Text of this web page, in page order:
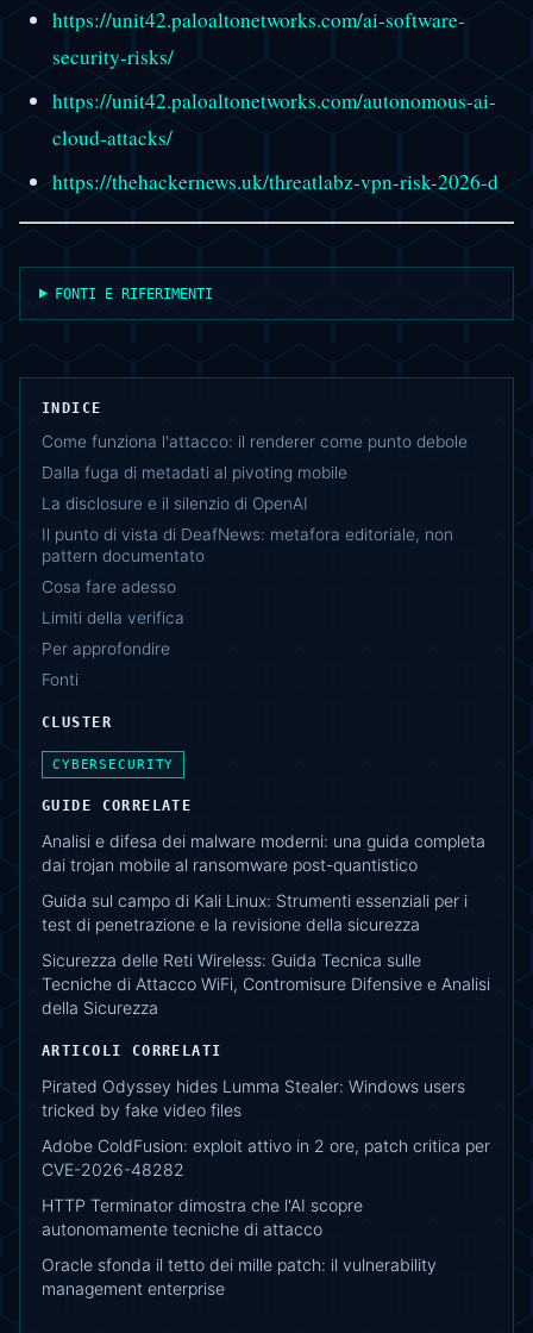
https://unit42.paloaltonetworks.com/ai-software-
security-risks/
https://unit42.paloaltonetworks.com/autonomous-ai-
cloud-attacks/
https://thehackernews.uk/threatlabz-vpn-risk-2026-d
FONTI E RIFERIMENTI
INDICE
Come funziona l'attacco: il renderer come punto debole
Dalla fuga di metadati al pivoting mobile
La disclosure e il silenzio di OpenAI
Il punto di vista di DeafNews: metafora editoriale, non
pattern documentato
Cosa fare adesso
Limiti della verifica
Per approfondire
Fonti
CLUSTER
CYBERSECURITY
GUIDE CORRELATE
Analisi e difesa dei malware moderni: una guida completa
dai trojan mobile al ransomware post-quantistico
Guida sul campo di Kali Linux: Strumenti essenziali per i
test di penetrazione e la revisione della sicurezza
Sicurezza delle Reti Wireless: Guida Tecnica sulle
Tecniche di Attacco WiFi, Contromisure Difensive e Analisi
della Sicurezza
ARTICOLI CORRELATI
Pirated Odyssey hides Lumma Stealer: Windows users
tricked by fake video files
Adobe ColdFusion: exploit attivo in 2 ore, patch critica per
CVE-2026-48282
HTTP Terminator dimostra che l'AI scopre
autonomamente tecniche di attacco
Oracle sfonda il tetto dei mille patch: il vulnerability
management enterprise